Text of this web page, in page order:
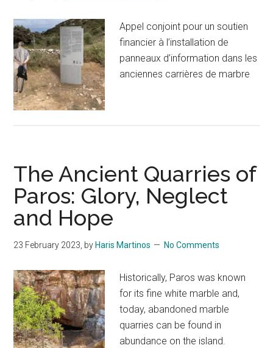
Appel conjoint pour un soutien
financier à l’installation de
panneaux d’information dans les
anciennes carrières de marbre
The Ancient Quarries of
Paros: Glory, Neglect
and Hope
23 February 2023, by Haris Martinos No Comments
Historically, Paros was known
for its fine white marble and,
today, abandoned marble
quarries can be found in
abundance on the island.